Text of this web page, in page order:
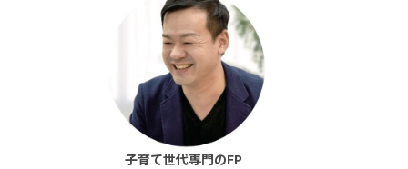
子育て世代専門のFP